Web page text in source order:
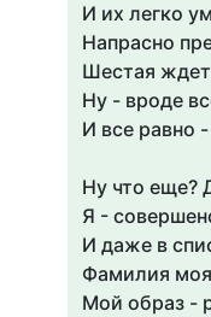
И их легко
Напрасно
Шестая
Ну - вроде
И все равно
Ну что еще?
Я -
И даже в
Фамилия
Мой образ -